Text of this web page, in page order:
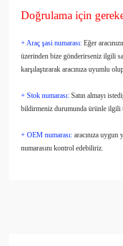
Doğrulama için
+ Araç şasi numarası: Eğer
üzerinden bize gönderirseniz ilgili
karşılaştırarak aracınıza uyumlu
+ Stok numarası: Satın almayı
bildirmeniz durumunda ürünle ilgili
+ OEM numarası: aracınıza
numarasını kontrol edebiliriz.